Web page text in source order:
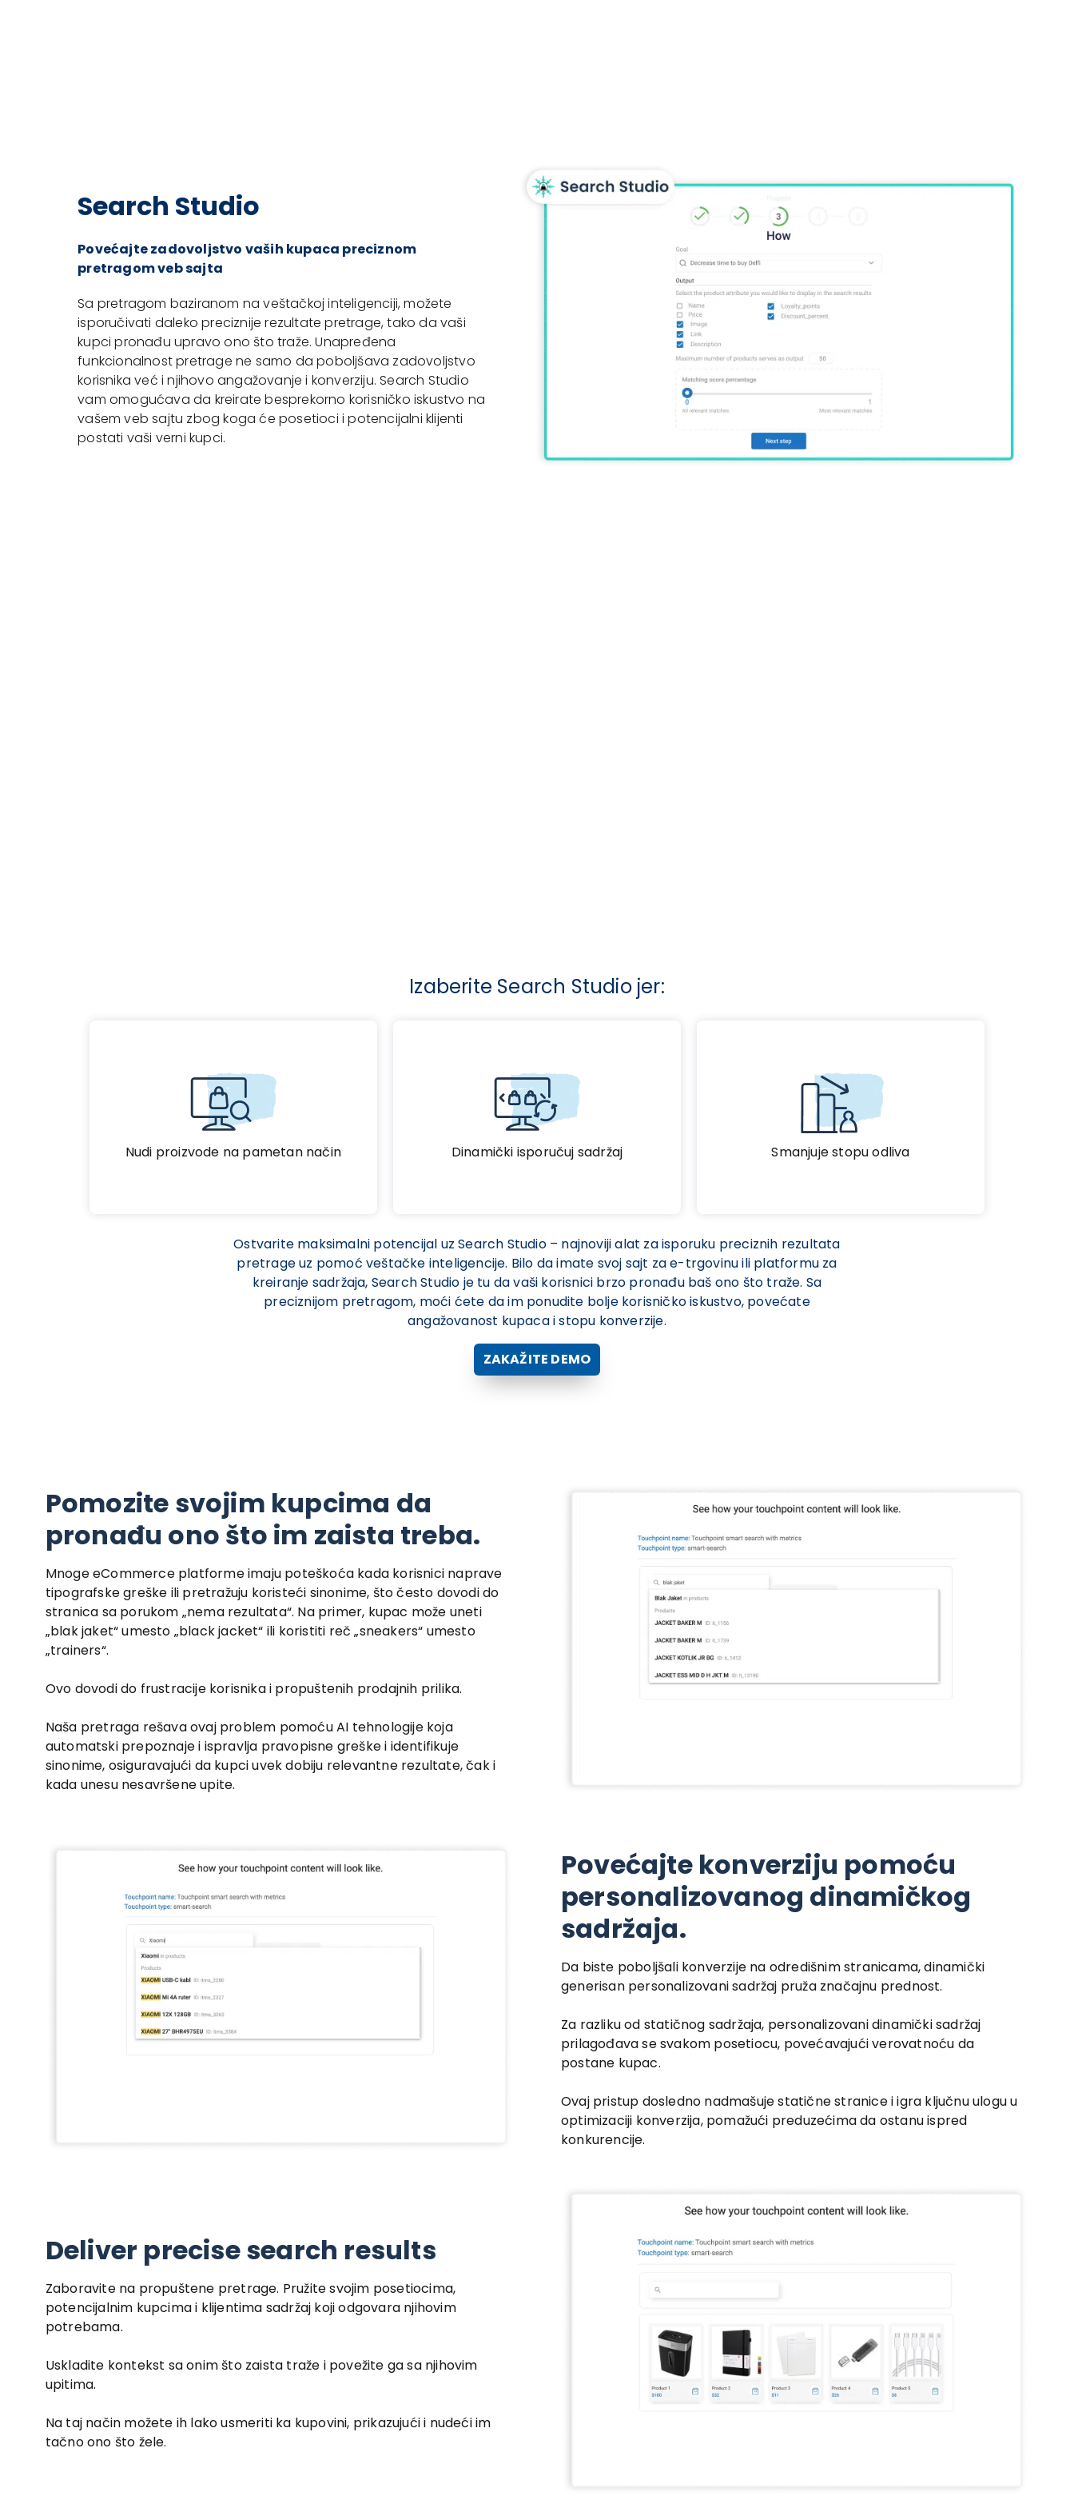
Search Studio
Povećajte zadovoljstvo vaših kupaca preciznom
pretragom veb sajta
Sa pretragom baziranom na veštačkoj inteligenciji, možete
isporučivati daleko preciznije rezultate pretrage, tako da vaši
kupci pronađu upravo ono što traže. Unapređena
funkcionalnost pretrage ne samo da poboljšava zadovoljstvo
korisnika već i njihovo angažovanje i konverziju. Search Studio
vam omogućava da kreirate besprekorno korisničko iskustvo na
vašem veb sajtu zbog koga će posetioci i potencijalni klijenti
postati vaši verni kupci.
Izaberite Search Studio jer:
Nudi proizvode na pametan način Dinamički isporučuj sadržaj Smanjuje stopu odliva
Ostvarite maksimalni potencijal uz Search Studio – najnoviji alat za isporuku preciznih rezultata
pretrage uz pomoć veštačke inteligencije. Bilo da imate svoj sajt za e-trgovinu ili platformu za
kreiranje sadržaja, Search Studio je tu da vaši korisnici brzo pronađu baš ono što traže. Sa
preciznijom pretragom, moći ćete da im ponudite bolje korisničko iskustvo, povećate
angažovanost kupaca i stopu konverzije.
ZAKAŽITE DEMO
Pomozite svojim kupcima da
pronađu ono što im zaista treba.
Mnoge eCommerce platforme imaju poteškoća kada korisnici naprave
tipografske greške ili pretražuju koristeći sinonime, što često dovodi do
stranica sa porukom „nema rezultata“. Na primer, kupac može uneti
„blak jaket“ umesto „black jacket“ ili koristiti reč „sneakers“ umesto
„trainers“.
Ovo dovodi do frustracije korisnika i propuštenih prodajnih prilika.
Naša pretraga rešava ovaj problem pomoću AI tehnologije koja
automatski prepoznaje i ispravlja pravopisne greške i identifikuje
sinonime, osiguravajući da kupci uvek dobiju relevantne rezultate, čak i
kada unesu nesavršene upite.
Povećajte konverziju pomoću
personalizovanog dinamičkog
sadržaja.
Da biste poboljšali konverzije na odredišnim stranicama, dinamički
generisan personalizovani sadržaj pruža značajnu prednost.
Za razliku od statičnog sadržaja, personalizovani dinamički sadržaj
prilagođava se svakom posetiocu, povećavajući verovatnoću da
postane kupac.
Ovaj pristup dosledno nadmašuje statične stranice i igra ključnu ulogu u
optimizaciji konverzija, pomažući preduzećima da ostanu ispred
konkurencije.
Deliver precise search results
Zaboravite na propuštene pretrage. Pružite svojim posetiocima,
potencijalnim kupcima i klijentima sadržaj koji odgovara njihovim
potrebama.
Uskladite kontekst sa onim što zaista traže i povežite ga sa njihovim
upitima.
Na taj način možete ih lako usmeriti ka kupovini, prikazujući i nudeći im
tačno ono što žele.